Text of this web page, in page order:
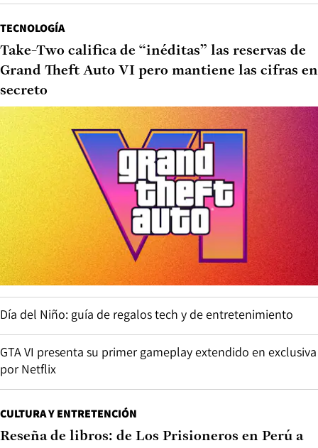
TECNOLOGÍA
Take-Two califica de “inéditas” las reservas de
Grand Theft Auto VI pero mantiene las cifras en
secreto
Día del Niño: guía de regalos tech y de entretenimiento
GTA VI presenta su primer gameplay extendido en exclusiva
por Netflix
CULTURA Y ENTRETENCIÓN
Reseña de libros: de Los Prisioneros en Perú a